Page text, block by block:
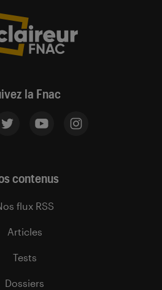
la Fnac
contenus
flux RSS
Articles
Tests
Dossiers